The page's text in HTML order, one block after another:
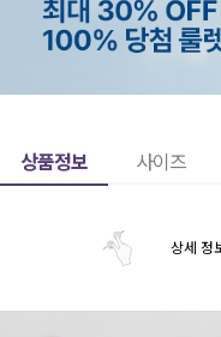
상품정보 사이즈
상세 정